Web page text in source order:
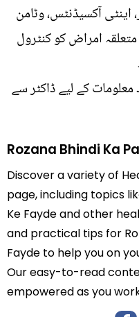
اینٹی آکسیڈنٹس، وٹامن
امراض کو کنٹرول
کے لیے ڈاکٹر سے
Rozana Bhindi Ka
Discover a variety of
page, including topics
Ke Fayde and other
and practical tips for
Fayde to help you on
Our easy-to-read
empowered as you